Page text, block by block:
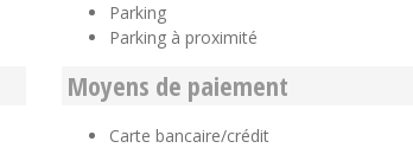
Parking
Parking à proximité
Moyens de paiement
Carte bancaire/crédit